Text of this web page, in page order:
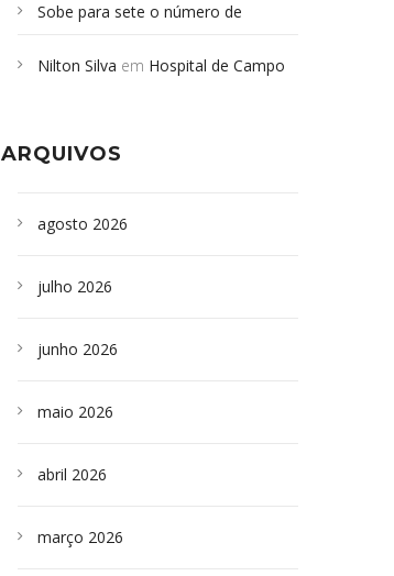
Sobe para sete o número de
desabamento em São Paulo - Revista
sepultados em SP
Nilton Silva em Hospital de Campo
ARQUIVOS
agosto 2026
julho 2026
junho 2026
maio 2026
abril 2026
março 2026